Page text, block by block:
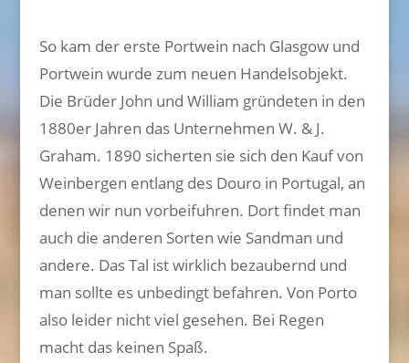
So kam der erste Portwein nach Glasgow und
Portwein wurde zum neuen Handelsobjekt.
Die Brüder John und William gründeten in den
1880er Jahren das Unternehmen W. & J.
Graham. 1890 sicherten sie sich den Kauf von
Weinbergen entlang des Douro in Portugal, an
denen wir nun vorbeifuhren. Dort findet man
auch die anderen Sorten wie Sandman und
andere. Das Tal ist wirklich bezaubernd und
man sollte es unbedingt befahren. Von Porto
also leider nicht viel gesehen. Bei Regen
macht das keinen Spaß.